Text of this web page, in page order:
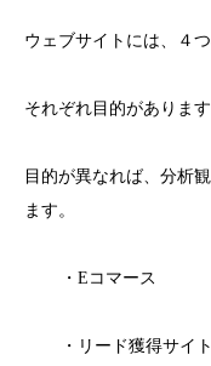
ウェブサイトには、４
それぞれ目的があります
目的が異なれば、分析
ます。
・Eコマース
・リード獲得サイト